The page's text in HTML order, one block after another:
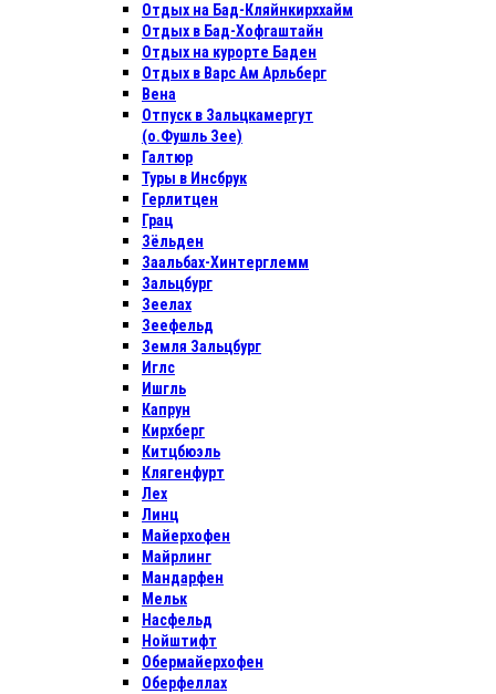
Отдых на Бад-Кляйнкирххайм
Отдых в Бад-Хофгаштайн
Отдых на курорте Баден
Отдых в Варс Ам Арльберг
Вена
Отпуск в Зальцкамергут
(о.Фушль Зее)
Галтюр
Туры в Инсбрук
Герлитцен
Грац
Зёльден
Заальбах-Хинтерглемм
Зальцбург
Зеелах
Зеефельд
Земля Зальцбург
Иглс
Ишгль
Капрун
Кирхберг
Китцбюэль
Клягенфурт
Лех
Линц
Майерхофен
Майрлинг
Мандарфен
Мельк
Насфельд
Нойштифт
Обермайерхофен
Оберфеллах